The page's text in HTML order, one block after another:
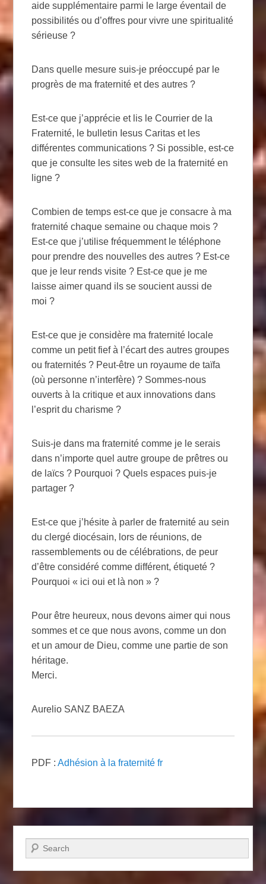
aide supplémentaire parmi le large éventail de
possibilités ou d’offres pour vivre une spiritualité
sérieuse ?
Dans quelle mesure suis-je préoccupé par le
progrès de ma fraternité et des autres ?
Est-ce que j’apprécie et lis le Courrier de la
Fraternité, le bulletin Iesus Caritas et les
différentes communications ? Si possible, est-ce
que je consulte les sites web de la fraternité en
ligne ?
Combien de temps est-ce que je consacre à ma
fraternité chaque semaine ou chaque mois ?
Est-ce que j’utilise fréquemment le téléphone
pour prendre des nouvelles des autres ? Est-ce
que je leur rends visite ? Est-ce que je me
laisse aimer quand ils se soucient aussi de
moi ?
Est-ce que je considère ma fraternité locale
comme un petit fief à l’écart des autres groupes
ou fraternités ? Peut-être un royaume de taïfa
(où personne n’interfère) ? Sommes-nous
ouverts à la critique et aux innovations dans
l’esprit du charisme ?
Suis-je dans ma fraternité comme je le serais
dans n’importe quel autre groupe de prêtres ou
de laïcs ? Pourquoi ? Quels espaces puis-je
partager ?
Est-ce que j’hésite à parler de fraternité au sein
du clergé diocésain, lors de réunions, de
rassemblements ou de célébrations, de peur
d’être considéré comme différent, étiqueté ?
Pourquoi « ici oui et là non » ?
Pour être heureux, nous devons aimer qui nous
sommes et ce que nous avons, comme un don
et un amour de Dieu, comme une partie de son
héritage.
Merci.
Aurelio SANZ BAEZA
PDF :Adhésion à la fraternité fr
Recherche